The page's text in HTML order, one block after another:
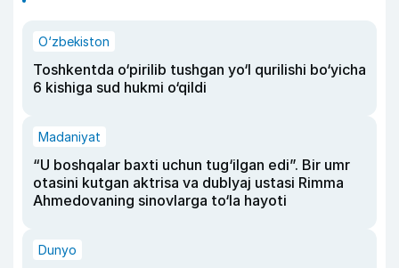
O‘zbekiston
Toshkentda o‘pirilib tushgan yo‘l qurilishi bo‘yicha
6 kishiga sud hukmi o‘qildi
Madaniyat
“U boshqalar baxti uchun tug‘ilgan edi”. Bir umr
otasini kutgan aktrisa va dublyaj ustasi Rimma
Ahmedovaning sinovlarga to‘la hayoti
Dunyo